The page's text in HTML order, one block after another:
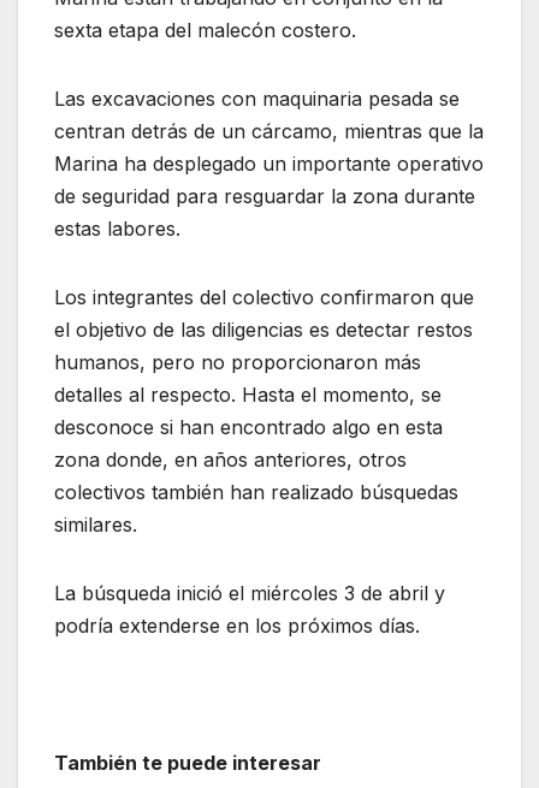
sexta etapa del malecón costero.
Las excavaciones con maquinaria pesada se
centran detrás de un cárcamo, mientras que la
Marina ha desplegado un importante operativo
de seguridad para resguardar la zona durante
estas labores.
Los integrantes del colectivo confirmaron que
el objetivo de las diligencias es detectar restos
humanos, pero no proporcionaron más
detalles al respecto. Hasta el momento, se
desconoce si han encontrado algo en esta
zona donde, en años anteriores, otros
colectivos también han realizado búsquedas
similares.
La búsqueda inició el miércoles 3 de abril y
podría extenderse en los próximos días.
También te puede interesar